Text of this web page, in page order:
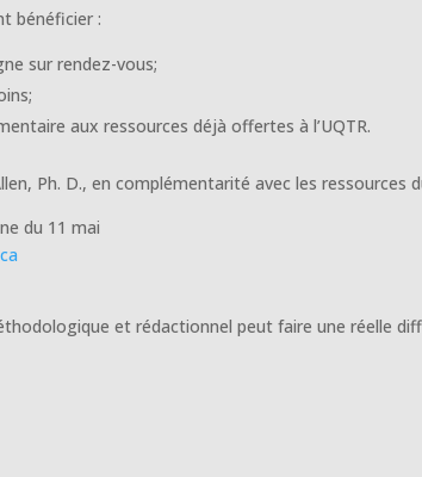
bénéficier :
sur rendez-vous;
aux ressources déjà offertes à l’UQTR.
Ph. D., en complémentarité avec les ressources
du 11 mai
et rédactionnel peut faire une réelle